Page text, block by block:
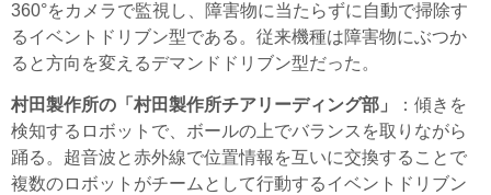
360°をカメラで監視し、障害物に当たらずに自動で掃除す
るイベントドリブン型である。従来機種は障害物にぶつか
ると方向を変えるデマンドドリブン型だった。
村田製作所の「村田製作所チアリーディング部」
：傾きを
検知するロボットで、ボールの上でバランスを取りながら
踊る。超音波と赤外線で位置情報を互いに交換することで
複数のロボットがチームとして行動するイベントドリブン